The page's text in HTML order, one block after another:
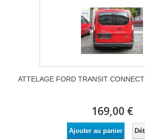
ATTELAGE FORD TRANSIT
169,00 €
Ajouter au panier